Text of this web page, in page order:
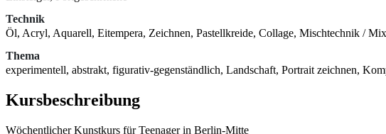
Technik
Öl, Acryl, Aquarell, Eitempera, Zeichnen, Pastellkreide, Collage, Mischtechnik /
Thema
experimentell, abstrakt, figurativ-gegenständlich, Landschaft, Portrait zeichnen,
Kursbeschreibung
Wöchentlicher Kunstkurs für Teenager in Berlin-Mitte